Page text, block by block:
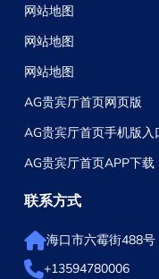
网站地图
网站地图
网站地图
AG贵宾厅首页网页版
AG贵宾厅首页手机版入
AG贵宾厅首页APP下载
联系方式
海口市六霉街488号
+13594780006